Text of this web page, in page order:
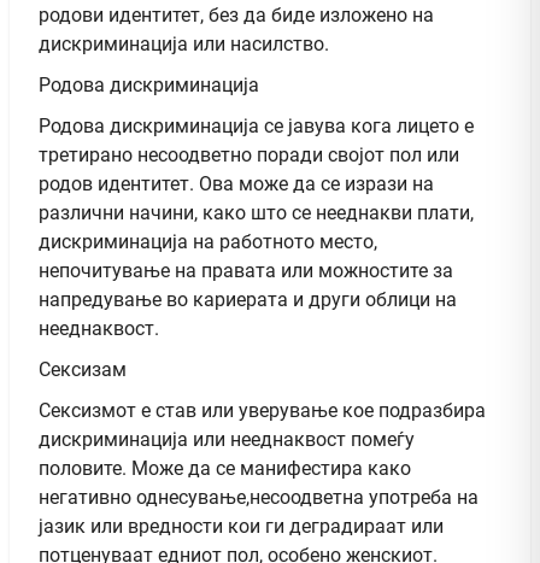
родови идентитет, без да биде изложено на
дискриминација или насилство.
Родова дискриминација
Родова дискриминација се јавува кога лицето е
третирано несоодветно поради својот пол или
родов идентитет. Ова може да се изрази на
различни начини, како што се нееднакви плати,
дискриминација на работното место,
непочитување на правата или можностите за
напредување во кариерата и други облици на
нееднаквост.
Сексизам
Сексизмот е став или уверување кое подразбира
дискриминација или нееднаквост помеѓу
половите. Може да се манифестира како
негативно однесување,несоодветна употреба на
јазик или вредности кои ги деградираат или
потценуваат едниот пол, особено женскиот.